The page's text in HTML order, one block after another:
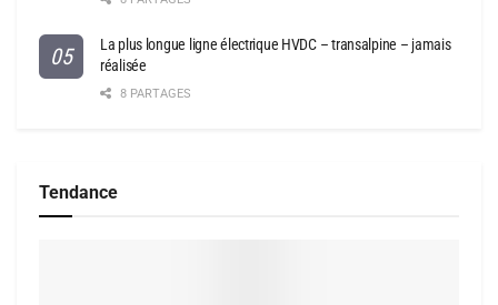
La plus longue ligne électrique HVDC – transalpine – jamais
réalisée
8 PARTAGES
Tendance